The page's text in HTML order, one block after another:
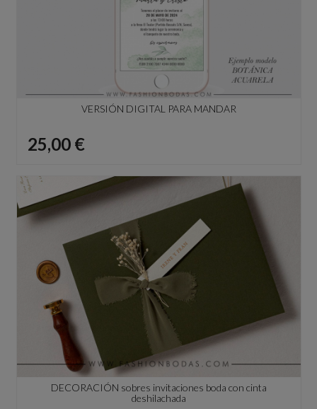
VERSIÓN DIGITAL PARA MANDAR
Precio
25,00 €
DECORACIÓN sobres invitaciones boda con cinta
deshilachada